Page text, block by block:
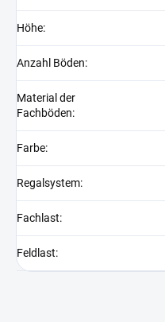
Höhe:
Anzahl Böden:
Material der
Fachböden:
Farbe:
Regalsystem:
Fachlast:
Feldlast: